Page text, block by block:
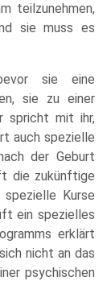
teilzunehmen,
sie muss es
sie eine
sie zu einer
spricht mit ihr,
auch spezielle
der Geburt
die zukünftige
Kurse
ein spezielles
erklärt
nicht an das
psychischen